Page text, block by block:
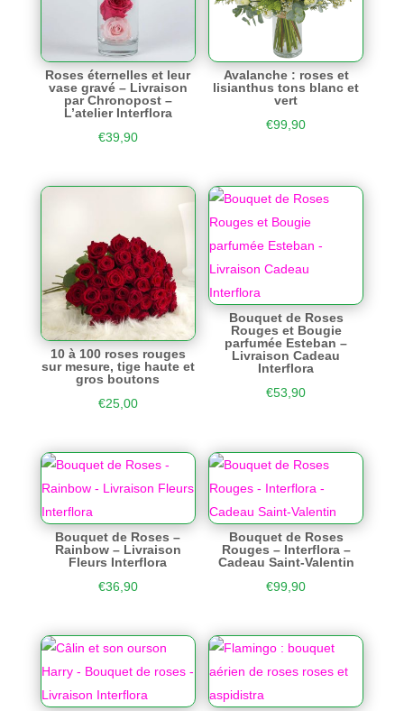
Roses éternelles et leur
vase gravé – Livraison
par Chronopost –
L’atelier Interflora
€39,90
Avalanche : roses et
lisianthus tons blanc et
vert
€99,90
10 à 100 roses rouges
sur mesure, tige haute et
gros boutons
€25,00
Bouquet de Roses
Rouges et Bougie
parfumée Esteban –
Livraison Cadeau
Interflora
€53,90
Bouquet de Roses –
Rainbow – Livraison
Fleurs Interflora
€36,90
Bouquet de Roses
Rouges – Interflora –
Cadeau Saint-Valentin
€99,90